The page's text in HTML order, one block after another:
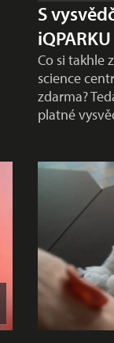
S
Co si takhle
science
zdarma?
platné